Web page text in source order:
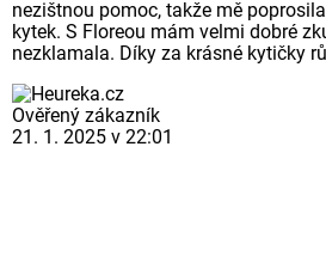
nezištnou pomoc, takže mě
kytek. S Floreou mám velmi dobré
nezklamala. Díky za krásné kytičky
Ověřený zákazník
21. 1. 2025 v 22:01